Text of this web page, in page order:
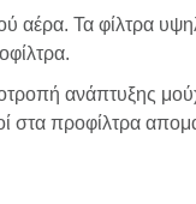
αέρα. Τα φίλτρα
ανάπτυξης
στα προφίλτρα